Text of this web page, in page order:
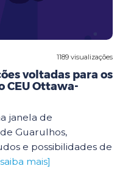
1189 visualizações
voltadas para os
CEU Ottawa-
janela de
Guarulhos,
e possibilidades de
mais]